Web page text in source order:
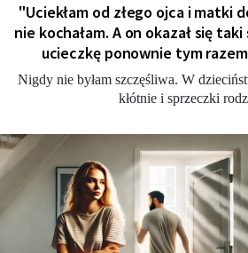
"Uciekłam od złego ojca i matki
nie kochałam. A on okazał się
ucieczkę ponownie tym
Nigdy nie byłam szczęśliwa. W
kłótnie i sprzeczki